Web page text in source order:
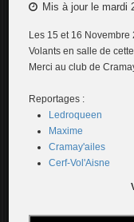
Mis à jour le mardi
Les 15 et 16
Volants en salle de
Merci au club de
Reportages :
Ledroqueen
Maxime
Cramay'ailes
Cerf-Vol'Aisne